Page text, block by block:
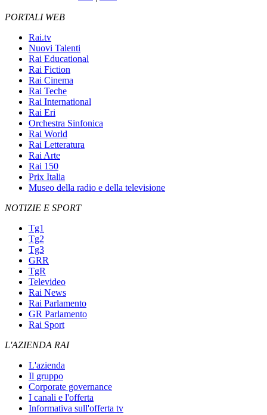
PORTALI WEB
Rai.tv
Nuovi Talenti
Rai Educational
Rai Fiction
Rai Cinema
Rai Teche
Rai International
Rai Eri
Orchestra Sinfonica
Rai World
Rai Letteratura
Rai Arte
Rai 150
Prix Italia
Museo della radio e della televisione
NOTIZIE E SPORT
Tg1
Tg2
Tg3
GRR
TgR
Televideo
Rai News
Rai Parlamento
GR Parlamento
Rai Sport
L'AZIENDA RAI
L'azienda
Il gruppo
Corporate governance
I canali e l'offerta
Informativa sull'offerta tv